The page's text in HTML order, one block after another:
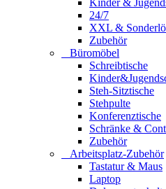
Kinder &
24/7
XXL &
Zubehör
Büromöbel
Schreibtische
Steh-Sitztische
Stehpulte
Konferenztische
Schränke &
Zubehör
Arbeitsplatz-Zubehör
Tastatur & Maus
Laptop